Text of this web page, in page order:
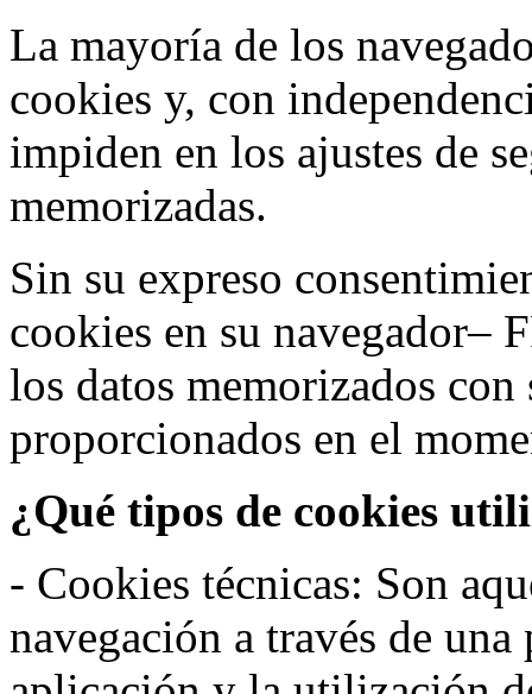
La mayoría de los
cookies y, con
impiden en los ajustes de
memorizadas.
Sin su expreso
cookies en su navegador–
los datos memorizados con
proporcionados en el
¿Qué tipos de cookies
- Cookies técnicas: Son
navegación a través de